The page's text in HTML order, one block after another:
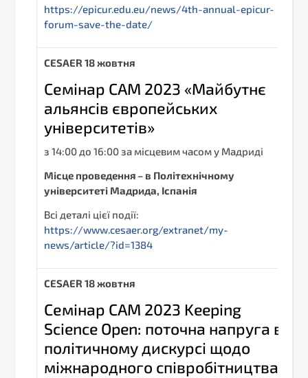
https://epicur.edu.eu/news/4th-annual-epicur-
forum-save-the-date/
СESAER 18 жовтня
Семінар CAM 2023 «Майбутнє
альянсів європейських
університетів»
з 14:00 до 16:00 за місцевим часом у Мадриді
Місце проведення – в Політехнічному
університеті Мадрида, Іспанія
Всі деталі цієї події:
https://www.cesaer.org/extranet/my-
news/article/?id=1384
СESAER 18 жовтня
Семінар CAM 2023 Keeping
Science Open: поточна напруга в
політичному дискурсі щодо
міжнародного співробітництва